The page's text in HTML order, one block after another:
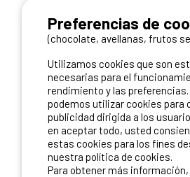
ME INSCRIBO
NUESTROS
Preferencias de
(chocolate, avellanas, frutos
Utilizamos cookies que son
necesarias para el
rendimiento y las
podemos utilizar cookies para
publicidad dirigida a los
en aceptar todo, usted
estas cookies para los fines
nuestra política de cookies.
Para obtener más información,